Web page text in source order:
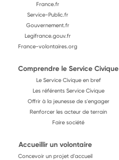
France.fr
Service-Public.fr
Gouvernement.fr
Legifrance.gouv.fr
France-volontaires.org
Comprendre le Service Civique
Le Service Civique en bref
Les référents Service Civique
Offrir à la jeunesse de s'engager
Renforcer les acteur de terrain
Faire société
Accueillir un volontaire
Concevoir un projet d'accueil